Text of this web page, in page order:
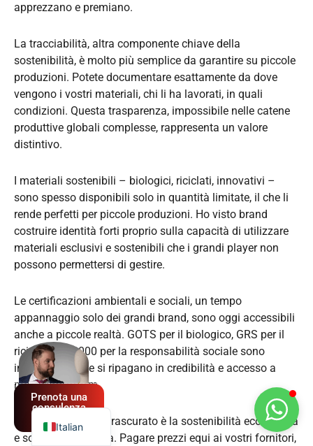
apprezzano e premiano.
La tracciabilità, altra componente chiave della
sostenibilità, è molto più semplice da garantire su piccole
produzioni. Potete documentare esattamente da dove
vengono i vostri materiali, chi li ha lavorati, in quali
condizioni. Questa trasparenza, impossibile nelle catene
produttive globali complesse, rappresenta un valore
distintivo.
I materiali sostenibili – biologici, riciclati, innovativi –
sono spesso disponibili solo in quantità limitate, il che li
rende perfetti per piccole produzioni. Ho visto brand
costruire identità forti proprio sulla capacità di utilizzare
materiali esclusivi e sostenibili che i grandi player non
possono permettersi di gestire.
Le certificazioni ambientali e sociali, un tempo
appannaggio solo dei grandi brand, sono oggi accessibili
anche a piccole realtà. GOTS per il biologico, GRS per il
riciclato, SA8000 per la responsabilità sociale sono
investimenti che si ripagano in credibilità e accesso a
mercati premium.
Un aspetto spesso trascurato è la sostenibilità economica
e sociale della filiera. Pagare prezzi equi ai vostri fornitori,
Italian
English
French
German
Spanish
Prenota una
consulenza